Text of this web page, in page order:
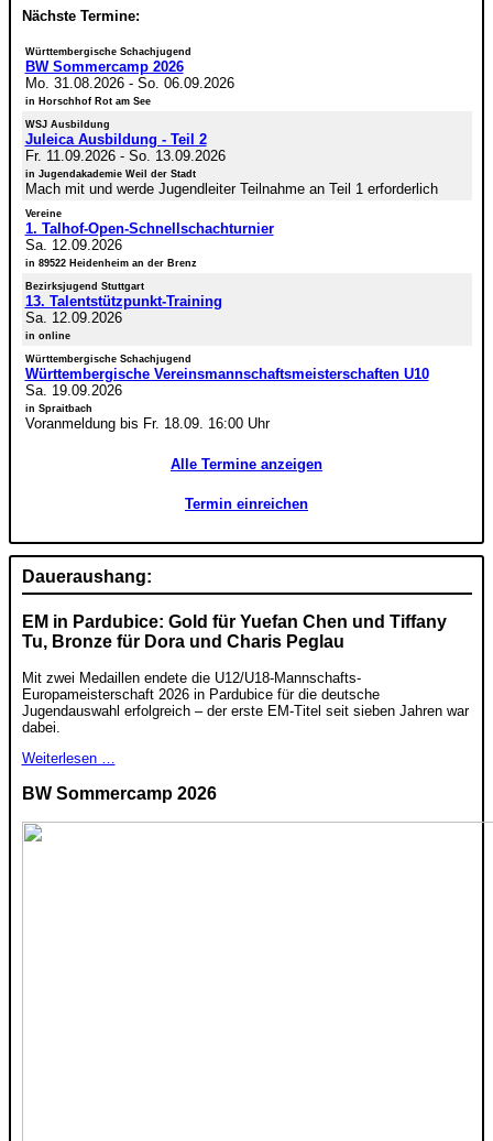
Nächste Termine:
Württembergische Schachjugend
BW Sommercamp 2026
Mo. 31.08.2026- So. 06.09.2026
in Horschhof Rot am See
WSJ Ausbildung
Juleica Ausbildung - Teil 2
Fr. 11.09.2026- So. 13.09.2026
in Jugendakademie Weil der Stadt
Mach mit und werde Jugendleiter Teilnahme an Teil 1 erforderlich
Vereine
1. Talhof-Open-Schnellschachturnier
Sa. 12.09.2026
in 89522 Heidenheim an der Brenz
Bezirksjugend Stuttgart
13. Talentstützpunkt-Training
Sa. 12.09.2026
in online
Württembergische Schachjugend
Württembergische Vereinsmannschaftsmeisterschaften U10
Sa. 19.09.2026
in Spraitbach
Voranmeldung bis Fr. 18.09. 16:00 Uhr
Alle Termine anzeigen
Termin einreichen
Daueraushang:
EM in Pardubice: Gold für Yuefan Chen und Tiffany
Tu, Bronze für Dora und Charis Peglau
Mit zwei Medaillen endete die U12/U18-Mannschafts-
Europameisterschaft 2026 in Pardubice für die deutsche
Jugendauswahl erfolgreich – der erste EM-Titel seit sieben Jahren war
dabei.
Weiterlesen …
BW Sommercamp 2026